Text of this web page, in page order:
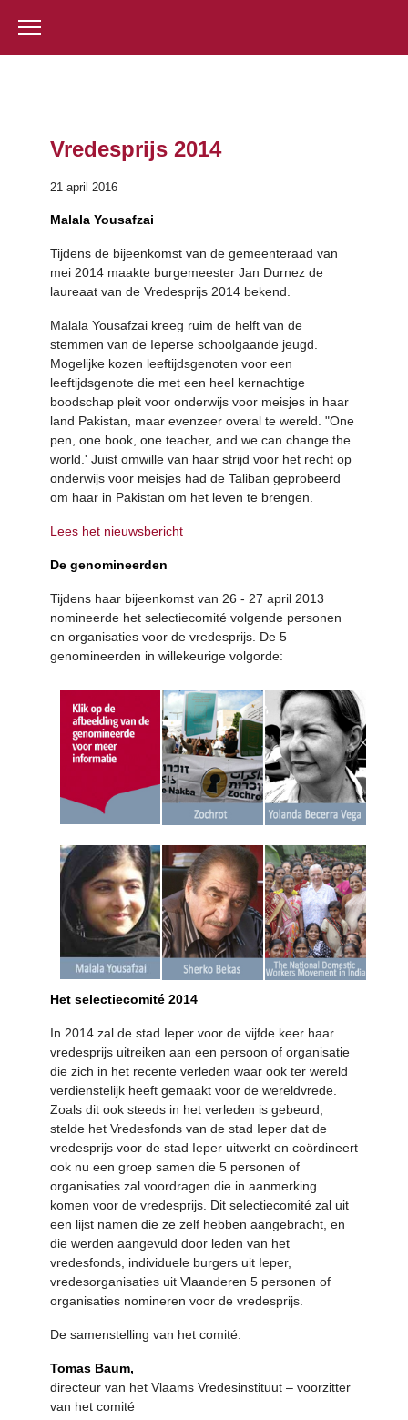
Vredesprijs 2014
21 april 2016
Malala Yousafzai
Tijdens de bijeenkomst van de gemeenteraad van
mei 2014 maakte burgemeester Jan Durnez de
laureaat van de Vredesprijs 2014 bekend.
Malala Yousafzai kreeg ruim de helft van de
stemmen van de Ieperse schoolgaande jeugd.
Mogelijke kozen leeftijdsgenoten voor een
leeftijdsgenote die met een heel kernachtige
boodschap pleit voor onderwijs voor meisjes in haar
land Pakistan, maar evenzeer overal te wereld. "One
pen, one book, one teacher, and we can change the
world.' Juist omwille van haar strijd voor het recht op
onderwijs voor meisjes had de Taliban geprobeerd
om haar in Pakistan om het leven te brengen.
Lees het nieuwsbericht
De genomineerden
Tijdens haar bijeenkomst van 26 - 27 april 2013
nomineerde het selectiecomité volgende personen
en organisaties voor de vredesprijs. De 5
genomineerden in willekeurige volgorde:
Het selectiecomité 2014
In 2014 zal de stad Ieper voor de vijfde keer haar
vredesprijs uitreiken aan een persoon of organisatie
die zich in het recente verleden waar ook ter wereld
verdienstelijk heeft gemaakt voor de wereldvrede.
Zoals dit ook steeds in het verleden is gebeurd,
stelde het Vredesfonds van de stad Ieper dat de
vredesprijs voor de stad Ieper uitwerkt en coördineert
ook nu een groep samen die 5 personen of
organisaties zal voordragen die in aanmerking
komen voor de vredesprijs. Dit selectiecomité zal uit
een lijst namen die ze zelf hebben aangebracht, en
die werden aangevuld door leden van het
vredesfonds, individuele burgers uit Ieper,
vredesorganisaties uit Vlaanderen 5 personen of
organisaties nomineren voor de vredesprijs.
De samenstelling van het comité:
Tomas Baum,
directeur van het Vlaams Vredesinstituut – voorzitter
van het comité